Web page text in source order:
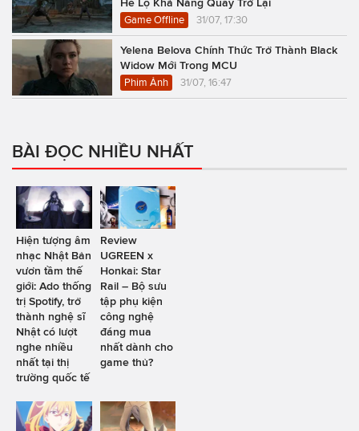
Game Offline 31/07, 17:30
Yelena Belova Chính Thức Trở Thành Black
Widow Mới Trong MCU
Phim Ảnh 31/07, 16:47
BÀI ĐỌC NHIỀU NHẤT
Hiện tượng âm
nhạc Nhật Bản
vươn tầm thế
giới: Ado thống
trị Spotify, trở
thành nghệ sĩ
Nhật có lượt
nghe nhiều
nhất tại thị
trường quốc tế
Review
UGREEN x
Honkai: Star
Rail – Bộ sưu
tập phụ kiện
công nghệ
đáng mua
nhất dành cho
game thủ?